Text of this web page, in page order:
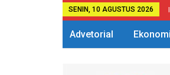
SENIN, 10 AGUSTUS 2026
Advetorial